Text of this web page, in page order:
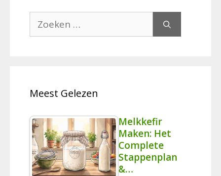
Zoek
naar:
Meest Gelezen
Melkkefir
Maken: Het
Complete
Stappenplan
&…